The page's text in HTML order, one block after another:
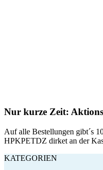
Nur kurze Zeit:
Auf alle Bestellungen gibt´s
HPKPETDZ dirket an der
KATEGORIEN